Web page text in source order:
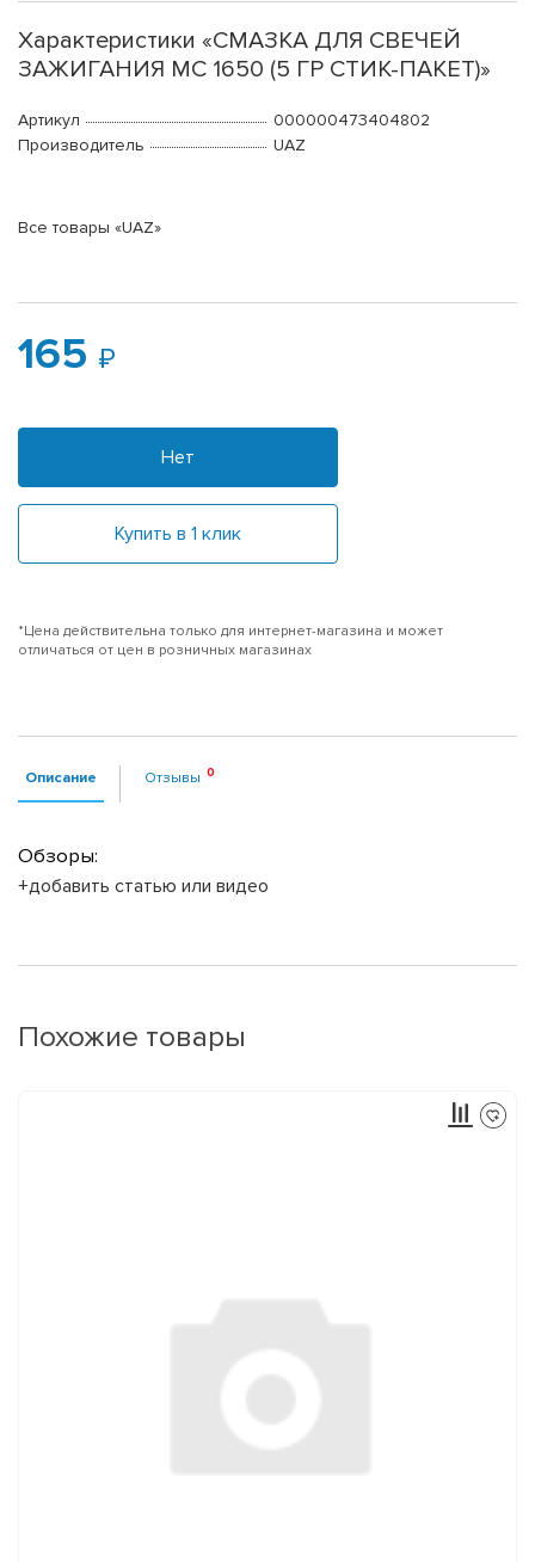
Характеристики «СМАЗКА ДЛЯ СВЕЧЕЙ
ЗАЖИГАНИЯ МС 1650 (5 ГР СТИК-ПАКЕТ)»
Артикул
000000473404802
Производитель
UAZ
Все товары «UAZ»
165
Нет
Купить в 1 клик
*Цена действительна только для интернет-магазина и может
отличаться от цен в розничных магазинах
Описание Отзывы
Обзоры:
+добавить статью или видео
Похожие товары